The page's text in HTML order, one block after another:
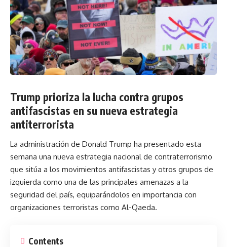
Trump prioriza la lucha contra grupos
antifascistas en su nueva estrategia
antiterrorista
La administración de Donald Trump ha presentado esta
semana una nueva estrategia nacional de contraterrorismo
que sitúa a los movimientos antifascistas y otros grupos de
izquierda como una de las principales amenazas a la
seguridad del país, equiparándolos en importancia con
organizaciones terroristas como Al-Qaeda.
Contents